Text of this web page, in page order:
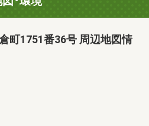
町1751番36号 周辺地図情